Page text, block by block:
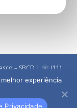
– SBCD | ☏ (11)
experiência
Privacidade